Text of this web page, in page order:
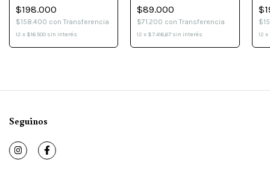
$198.000
$158.400 con Transferencia
12 x $16.500 sin interés
$89.000
$71.200 con Transferencia
12 x $7.416,67 sin interés 12 x
Seguinos